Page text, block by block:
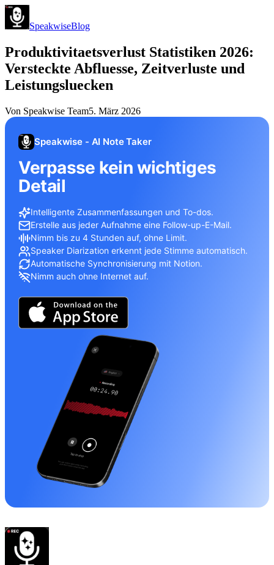
SpeakwiseBlog
Produktivitaetsverlust Statistiken 2026:
Versteckte Abfluesse, Zeitverluste und
Leistungsluecken
Von Speakwise Team5. März 2026
Speakwise - AI Note Taker
Verpasse kein wichtiges
Detail
Intelligente Zusammenfassungen und To-dos.
Erstelle aus jeder Aufnahme eine Follow-up-E-Mail.
Nimm bis zu 4 Stunden auf, ohne Limit.
Speaker Diarization erkennt jede Stimme automatisch.
Automatische Synchronisierung mit Notion.
Nimm auch ohne Internet auf.